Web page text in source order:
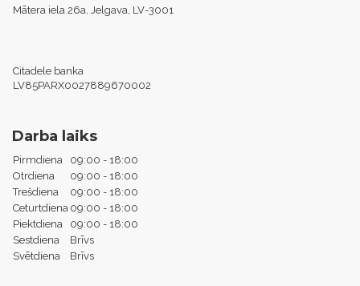
Mātera iela 26a, Jelgava, LV-3001
Citadele banka
LV85PARX0027889670002
Darba laiks
Pirmdiena
09:00 - 18:00
Otrdiena
09:00 - 18:00
Trešdiena
09:00 - 18:00
Ceturtdiena 09:00 - 18:00
Piektdiena
09:00 - 18:00
Sestdiena
Brīvs
Svētdiena
Brīvs